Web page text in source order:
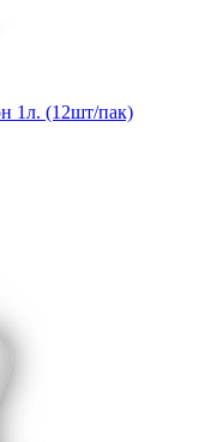
1л. (12шт/пак)